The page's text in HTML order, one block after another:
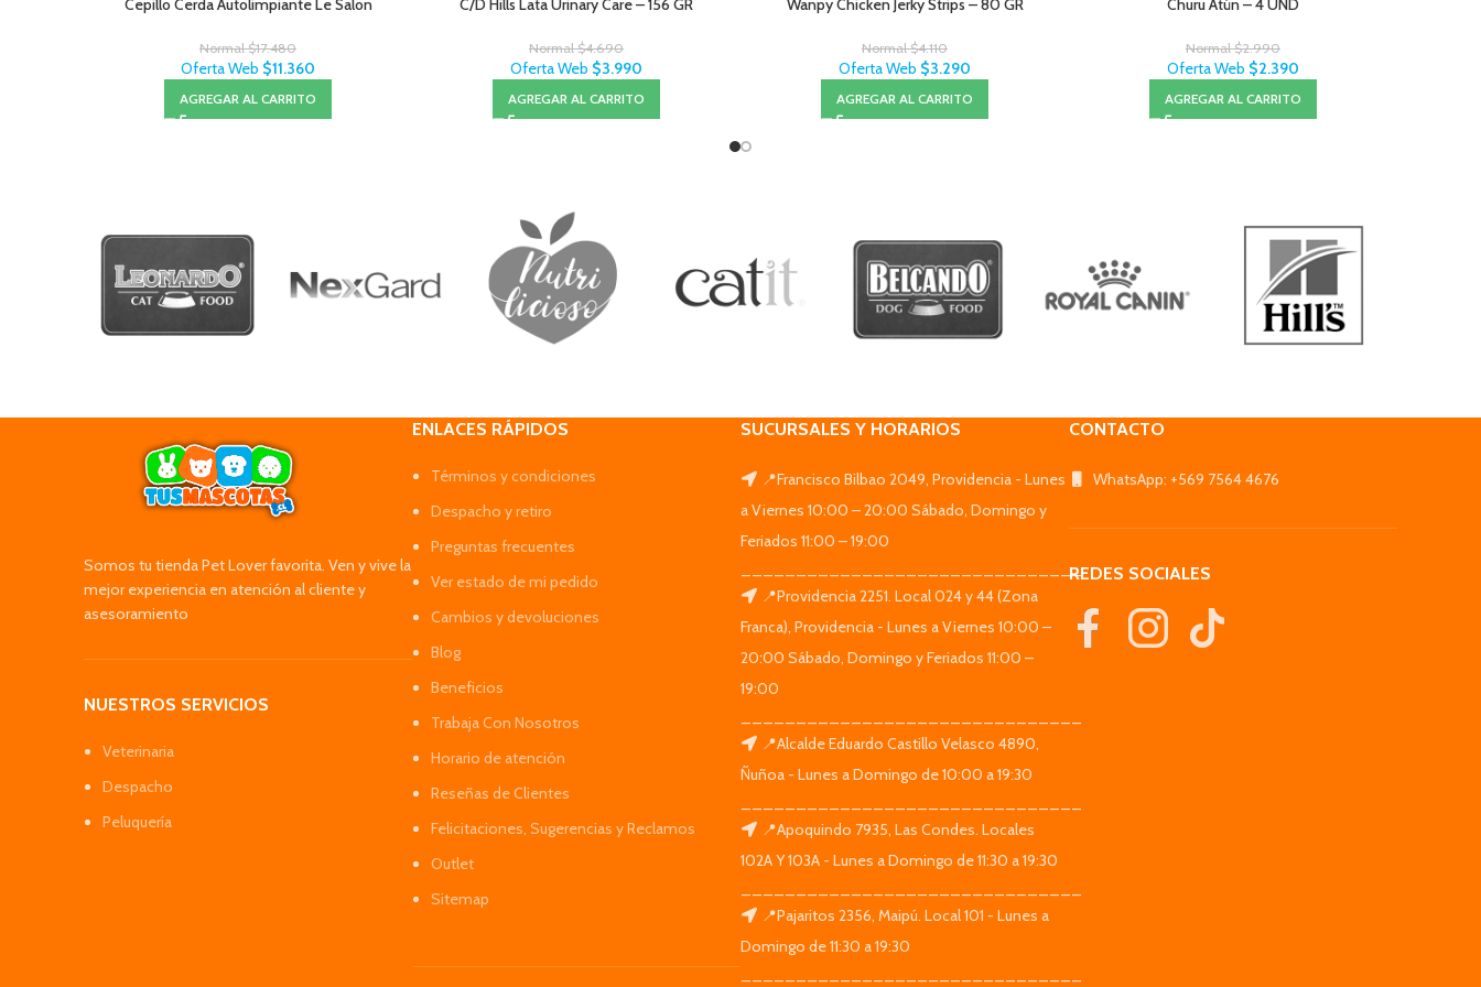
Cepillo Cerda Autolimpiante Le Salon
Normal$17.480
Oferta Web $11.360
AGREGAR AL CARRITO
C/D Hills Lata Urinary Care – 156 GR
Normal$4.690
Oferta Web $3.990
AGREGAR AL CARRITO
Wanpy Chicken Jerky Strips – 80 GR
Normal$4.110
Oferta Web $3.290
AGREGAR AL CARRITO
Churu Atún – 4 UND
Normal$2.990
Oferta Web $2.390
AGREGAR AL CARRITO
Somos tu tienda Pet Lover favorita. Ven y vive la
mejor experiencia en atención al cliente y
asesoramiento
NUESTROS SERVICIOS
Veterinaria
Despacho
Peluquería
ENLACES RÁPIDOS
Términos y condiciones
Despacho y retiro
Preguntas frecuentes
Ver estado de mi pedido
Cambios y devoluciones
Blog
Beneficios
Trabaja Con Nosotros
Horario de atención
Reseñas de Clientes
Felicitaciones, Sugerencias y Reclamos
Outlet
Sitemap
SUCURSALES Y HORARIOS
📍Francisco Bilbao 2049, Providencia - Lunes
a Viernes 10:00 – 20:00 Sábado, Domingo y
Feriados 11:00 – 19:00
_______________________________
📍Providencia 2251. Local 024 y 44 (Zona
Franca), Providencia - Lunes a Viernes 10:00 –
20:00 Sábado, Domingo y Feriados 11:00 –
19:00
📍Alcalde Eduardo Castillo Velasco 4890,
Ñuñoa - Lunes a Domingo de 10:00 a 19:30
📍Apoquindo 7935, Las Condes. Locales
102A Y 103A - Lunes a Domingo de 11:30 a 19:30
📍Pajaritos 2356, Maipú. Local 101 - Lunes a
Domingo de 11:30 a 19:30
CONTACTO
WhatsApp: +569 7564 4676
REDES SOCIALES